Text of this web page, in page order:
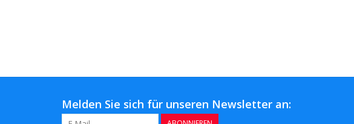
Melden Sie sich für unseren Newsletter an: